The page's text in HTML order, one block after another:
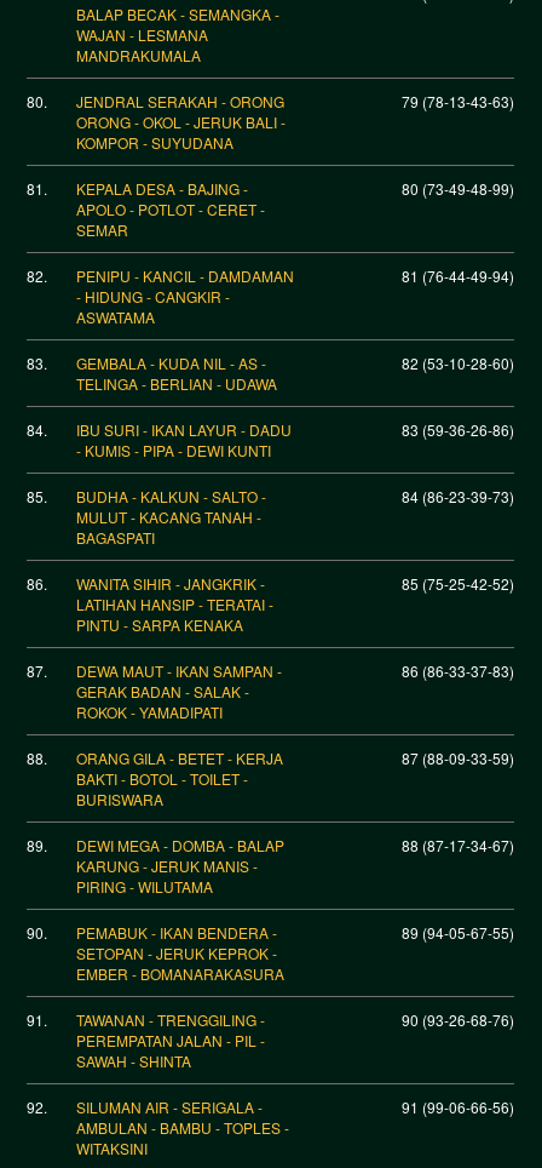
BALAP BECAK - SEMANGKA -
WAJAN - LESMANA
MANDRAKUMALA
80.
JENDRAL SERAKAH - ORONG
ORONG - OKOL - JERUK BALI -
KOMPOR - SUYUDANA
79 (78-13-43-63)
81.
KEPALA DESA - BAJING -
APOLO - POTLOT - CERET -
SEMAR
80 (73-49-48-99)
82.
PENIPU - KANCIL - DAMDAMAN
- HIDUNG - CANGKIR -
ASWATAMA
81 (76-44-49-94)
83.
GEMBALA - KUDA NIL - AS -
TELINGA - BERLIAN - UDAWA
82 (53-10-28-60)
84.
IBU SURI - IKAN LAYUR - DADU
- KUMIS - PIPA - DEWI KUNTI
83 (59-36-26-86)
85.
BUDHA - KALKUN - SALTO -
MULUT - KACANG TANAH -
BAGASPATI
84 (86-23-39-73)
86.
WANITA SIHIR - JANGKRIK -
LATIHAN HANSIP - TERATAI -
PINTU - SARPA KENAKA
85 (75-25-42-52)
87.
DEWA MAUT - IKAN SAMPAN -
GERAK BADAN - SALAK -
ROKOK - YAMADIPATI
86 (86-33-37-83)
88.
ORANG GILA - BETET - KERJA
BAKTI - BOTOL - TOILET -
BURISWARA
87 (88-09-33-59)
89.
DEWI MEGA - DOMBA - BALAP
KARUNG - JERUK MANIS -
PIRING - WILUTAMA
88 (87-17-34-67)
90.
PEMABUK - IKAN BENDERA -
SETOPAN - JERUK KEPROK -
EMBER - BOMANARAKASURA
89 (94-05-67-55)
91.
TAWANAN - TRENGGILING -
PEREMPATAN JALAN - PIL -
SAWAH - SHINTA
90 (93-26-68-76)
92.
SILUMAN AIR - SERIGALA -
AMBULAN - BAMBU - TOPLES -
WITAKSINI
91 (99-06-66-56)